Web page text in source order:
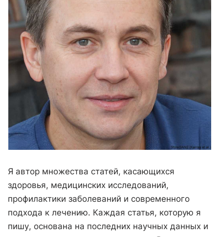
Я автор множества статей, касающихся
здоровья, медицинских исследований,
профилактики заболеваний и современного
подхода к лечению. Каждая статья, которую я
пишу, основана на последних научных данных и